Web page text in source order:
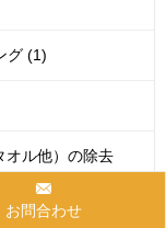
グ (1)
オル他）の除去
お問合わせ